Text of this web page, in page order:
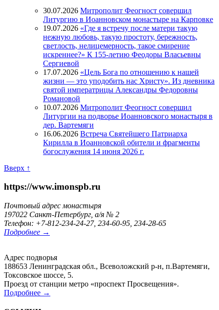
30.07.2026 Митрополит Феогност совершил
Литургию в Иоанновском монастыре на Карповке
19.07.2026 «Где я встречу после матери такую
нежную любовь, такую простоту, бережность,
светлость, нелицемерность, такое смирение
искреннее?» К 155-летию Феодоры Власьевны
Сергиевой
17.07.2026 «Цель Бога по отношению к нашей
жизни — это уподобить нас Христу». Из дневника
святой императрицы Александры Федоровны
Романовой
10.07.2026 Митрополит Феогност совершил
Литургии на подворье Иоанновского монастыря в
дер. Вартемяги
16.06.2026 Встреча Святейшего Патриарха
Кирилла в Иоанновской обители и фрагменты
богослужения 14 июня 2026 г.
Вверх ↑
https://www.imonspb.ru
Почтовый адрес монастыря
197022 Санкт-Петербург, а/я № 2
Телефон: +7-812-234-24-27, 234-60-95, 234-28-65
Подробнее →
Адрес подворья
188653 Ленинградская обл., Всеволожский р-н, п.Вартемяги,
Токсовское шоссе, 5.
Проезд от станции метро «проспект Просвещения».
Подробнее →